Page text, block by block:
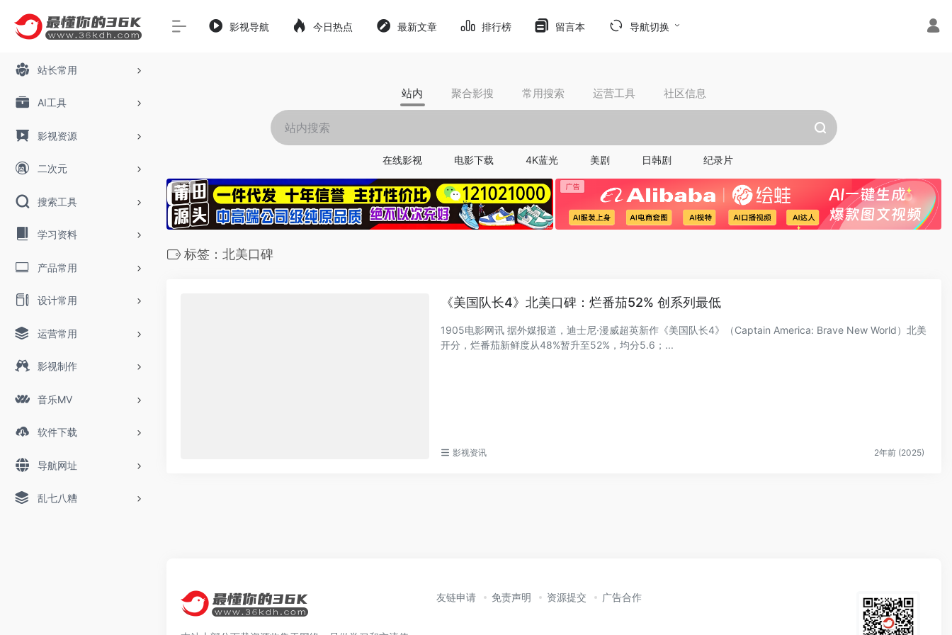
站长常用
AI工具
影视资源
二次元
搜索工具
学习资料
产品常用
设计常用
运营常用
影视制作
音乐MV
软件下载
导航网址
乱七八糟
影视导航 今日热点 最新文章 排行榜 留言本 导航切换
站内 聚合影搜 常用搜索 运营工具 社区信息
在线影视 电影下载 4K蓝光 美剧 日韩剧 纪录片
标签：北美口碑
《美国队长4》北美口碑：烂番茄52% 创系列最低
1905电影网讯 据外媒报道，迪士尼·漫威超英新作《美国队长4》（Captain America: Brave New World）北美
开分，烂番茄新鲜度从48%暂升至52%，均分5.6；...
影视资讯 2年前 (2025)
友链申请 免责声明 资源提交 广告合作